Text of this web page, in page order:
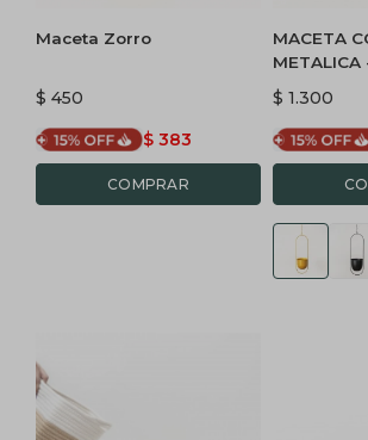
Maceta Zorro
$ 450
$ 383
MACETA
METALICA
$ 1.300